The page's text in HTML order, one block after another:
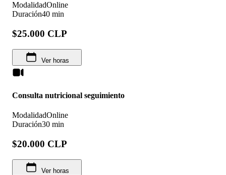
ModalidadOnline
Duración40 min
$25.000 CLP
Ver horas
Consulta nutricional seguimiento
ModalidadOnline
Duración30 min
$20.000 CLP
Ver horas